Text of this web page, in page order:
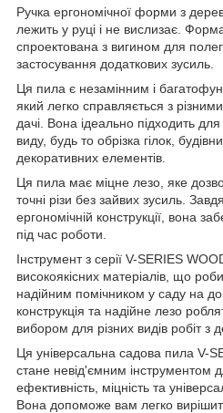
Ручка ергономічної форми з
лежить у руці і не вислизає.
спроектована з вигином для
застосування додаткових зусиль.
Ця пила є незамінним і
який легко справляється з
дачі. Вона ідеально підходить
виду, будь то обрізка гілок,
декоративних елементів.
Ця пила має міцне лезо, яке
точні різи без зайвих зусиль.
ергономічній конструкції, вона
під час роботи.
Інструмент з серії V-SERIES
високоякісних матеріалів, що
надійним помічником у саду на
конструкція та надійне лезо
вибором для різних видів робіт з
Ця універсальна садова пила V-
стане невід'ємним інструментом
ефективність, міцність та
Вона допоможе вам легко